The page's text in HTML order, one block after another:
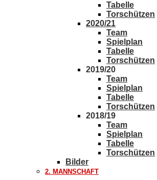
Tabelle
Torschützen
2020/21
Team
Spielplan
Tabelle
Torschützen
2019/20
Team
Spielplan
Tabelle
Torschützen
2018/19
Team
Spielplan
Tabelle
Torschützen
Bilder
2. MANNSCHAFT